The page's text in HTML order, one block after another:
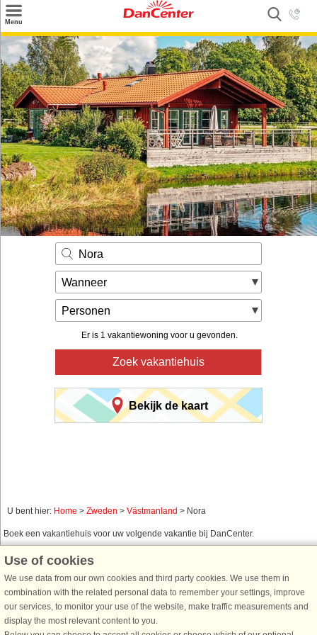
Menu
Zoeken
Inspiratie
Informatie over
Service
Kontakt
Nora
Wanneer
Personen
Er is 1 vakantiewoning voor u gevonden.
Zoek vakantiehuis
Bekijk de kaart
U bent hier: Home > Zweden > Västmanland > Nora
Boek een vakantiehuis voor uw volgende vakantie bij DanCenter.
Gebruik ons eenvoudig zoeksysteem hieronder om een vakantiehuis te vinden
kiezen voor bijvoorbeeld zeezicht, zwembad, vaatwasser en internet.
Use of cookies
We use data from our own cookies and third party cookies. We use them in
combination with the related personal data to remember your settings, improve
our services, to monitor your use of the website, make traffic measurements and
display the most relevant content to you.